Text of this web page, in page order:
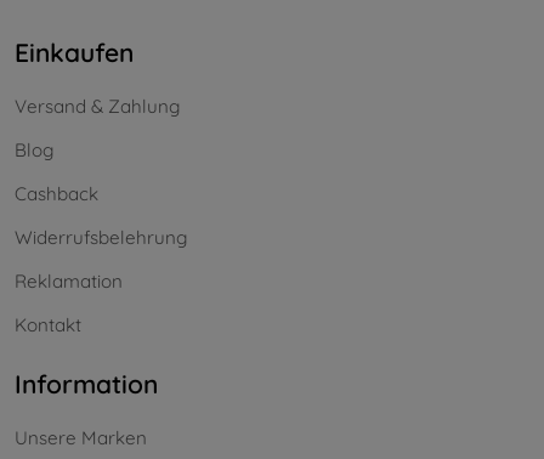
Einkaufen
Versand & Zahlung
Blog
Cashback
Widerrufsbelehrung
Reklamation
Kontakt
Information
Unsere Marken